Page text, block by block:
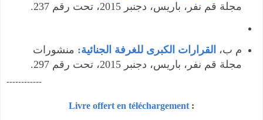
مجلة قم نفر، باريس، دجنبر 2015، تحت رقم 237.
م ب، القرارات الكبرى للغرفة الجنائية: منشورات
مجلة قم نفر، باريس، دجنبر 2015، تحت رقم 297.
------------
Livre offert en téléchargement :